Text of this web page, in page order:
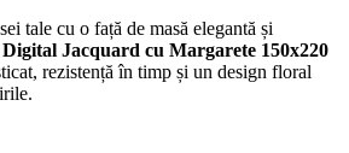
tale cu o față de masă elegantă și
Jacquard cu Margarete 150x220
rezistență în timp și un design floral